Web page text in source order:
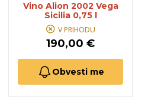
Vino Alion 2002 Vega
Sicilia 0,75 l
V PRIHODU
190,00 €
Obvesti me